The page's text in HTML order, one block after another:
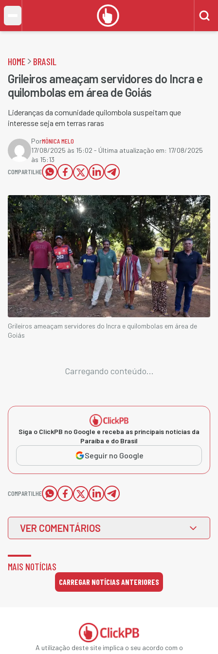
HOME BRASIL
Grileiros ameaçam servidores do Incra e
quilombolas em área de Goiás
Lideranças da comunidade quilombola suspeitam que
interesse seja em terras raras
PorMÔNICA MELO
17/08/2025 às 15:02 - Última atualização em: 17/08/2025
às 15:13
COMPARTILHE
Grileiros ameaçam servidores do Incra e quilombolas em área de
Goiás
Carregando conteúdo...
Siga o ClickPB no Google e receba as principais notícias da
Paraíba e do Brasil
Seguir no Google
COMPARTILHE
VER COMENTÁRIOS
MAIS NOTÍCIAS
CARREGAR NOTÍCIAS ANTERIORES
A utilização deste site implica o seu acordo com o